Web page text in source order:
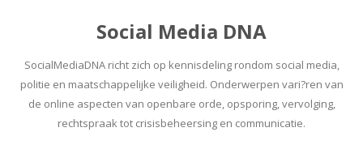
Social Media DNA
SocialMediaDNA richt zich op kennisdeling rondom social media,
politie en maatschappelijke veiligheid. Onderwerpen vari?ren van
de online aspecten van openbare orde, opsporing, vervolging,
rechtspraak tot crisisbeheersing en communicatie.